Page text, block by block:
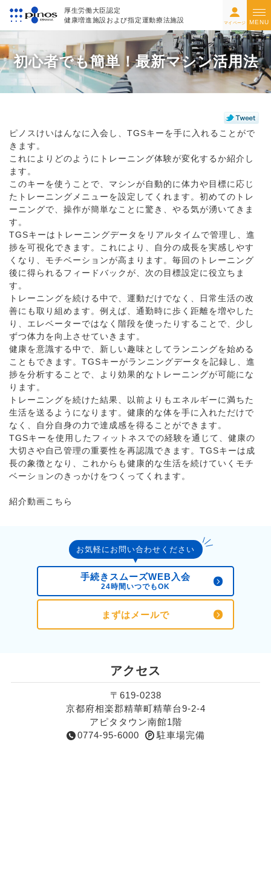
厚生労働大臣認定
健康増進施設および指定運動療法施設 マイページ MENU
初心者でも簡単！最新マシン活用法
ピノスけいはんなに入会し、TGSキーを手に入れることがで
きます。
これによりどのようにトレーニング体験が変化するか紹介し
ます。
このキーを使うことで、マシンが自動的に体力や目標に応じ
たトレーニングメニューを設定してくれます。初めてのトレ
ーニングで、操作が簡単なことに驚き、やる気が湧いてきま
す。
TGSキーはトレーニングデータをリアルタイムで管理し、進
捗を可視化できます。これにより、自分の成長を実感しやす
くなり、モチベーションが高まります。毎回のトレーニング
後に得られるフィードバックが、次の目標設定に役立ちま
す。
トレーニングを続ける中で、運動だけでなく、日常生活の改
善にも取り組めます。例えば、通勤時に歩く距離を増やした
り、エレベーターではなく階段を使ったりすることで、少し
ずつ体力を向上させていきます。
健康を意識する中で、新しい趣味としてランニングを始める
こともできます。TGSキーがランニングデータを記録し、進
捗を分析することで、より効果的なトレーニングが可能にな
ります。
トレーニングを続けた結果、以前よりもエネルギーに満ちた
生活を送るようになります。健康的な体を手に入れただけで
なく、自分自身の力で達成感を得ることができます。
TGSキーを使用したフィットネスでの経験を通じて、健康の
大切さや自己管理の重要性を再認識できます。TGSキーは成
長の象徴となり、これからも健康的な生活を続けていくモチ
ベーションのきっかけをつくってくれます。
紹介動画こちら
お気軽にお問い合わせください
手続きスムーズWEB入会
24時間いつでもOK
まずはメールで
アクセス
〒619-0238
京都府相楽郡精華町精華台9-2-4
アピタタウン南館1階
0774-95-6000
駐車場完備